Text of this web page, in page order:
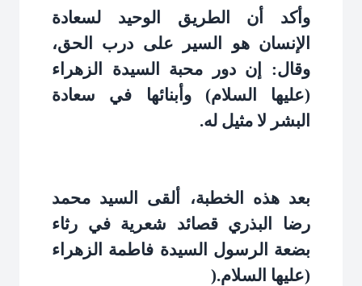
وأكد أن الطريق الوحيد لسعادة
الإنسان هو السير على درب الحق،
وقال: إن دور محبة السيدة الزهراء
(عليها السلام) وأبنائها في سعادة
البشر لا مثيل له.
بعد هذه الخطبة، ألقى السيد محمد
رضا البذري قصائد شعرية في رثاء
بضعة الرسول السيدة فاطمة الزهراء
(عليها السلام).